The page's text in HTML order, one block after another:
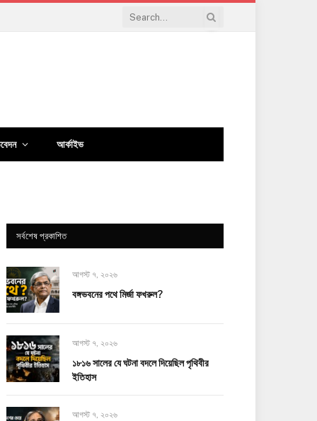
আর্কাইভ
সর্বশেষ প্রকাশিত
আগস্ট ৭, ২০২৬
বঙ্গভবনের পথে মির্জা ফখরুল?
আগস্ট ৭, ২০২৬
১৮১৬ সালের যে ঘটনা বদলে দিয়েছিল পৃথিবীর
ইতিহাস
আগস্ট ৭, ২০২৬